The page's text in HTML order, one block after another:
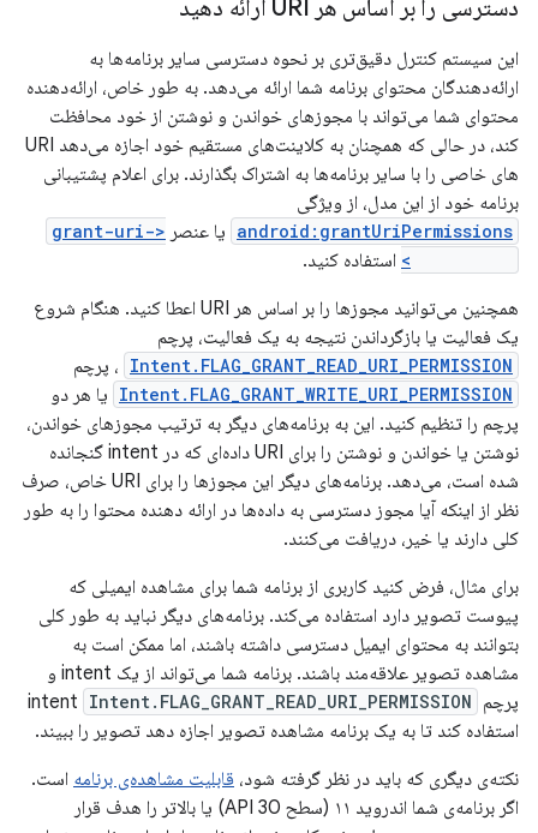
دسترسی را بر اساس هر URI ارائه دهید
این سیستم کنترل دقیق‌تری بر نحوه دسترسی سایر برنامه‌ها به
ارائه‌دهندگان محتوای برنامه شما ارائه می‌دهد. به طور خاص، ارائه‌دهنده
محتوای شما می‌تواند با مجوزهای خواندن و نوشتن از خود محافظت
کند، در حالی که همچنان به کلاینت‌های مستقیم خود اجازه می‌دهد URI
های خاصی را با سایر برنامه‌ها به اشتراک بگذارند. برای اعلام پشتیبانی
برنامه خود از این مدل، از ویژگی
android:grantUriPermissions یا عنصر
<grant-uri-
استفاده کنید.
همچنین می‌توانید مجوزها را بر اساس هر URI اعطا کنید. هنگام شروع
یک فعالیت یا بازگرداندن نتیجه به یک فعالیت، پرچم
Intent.FLAG_GRANT_READ_URI_PERMISSION ، پرچم
Intent.FLAG_GRANT_WRITE_URI_PERMISSION یا هر دو
پرچم را تنظیم کنید. این به برنامه‌های دیگر به ترتیب مجوزهای خواندن،
نوشتن یا خواندن و نوشتن را برای URI داده‌ای که در intent گنجانده
شده است، می‌دهد. برنامه‌های دیگر این مجوزها را برای URI خاص، صرف
نظر از اینکه آیا مجوز دسترسی به داده‌ها در ارائه دهنده محتوا را به طور
کلی دارند یا خیر، دریافت می‌کنند.
برای مثال، فرض کنید کاربری از برنامه شما برای مشاهده ایمیلی که
پیوست تصویر دارد استفاده می‌کند. برنامه‌های دیگر نباید به طور کلی
بتوانند به محتوای ایمیل دسترسی داشته باشند، اما ممکن است به
مشاهده تصویر علاقه‌مند باشند. برنامه شما می‌تواند از یک intent و
پرچم intent Intent.FLAG_GRANT_READ_URI_PERMISSION
استفاده کند تا به یک برنامه مشاهده تصویر اجازه دهد تصویر را ببیند.
نکته‌ی دیگری که باید در نظر گرفته شود، قابلیت مشاهده‌ی برنامه است.
اگر برنامه‌ی شما اندروید ۱۱ (سطح API 30) یا بالاتر را هدف قرار